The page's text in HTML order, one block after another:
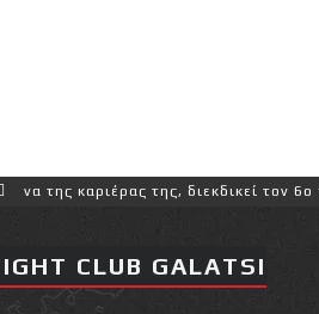
της, διεκδικεί τον 6ο
CLUB GALATSI